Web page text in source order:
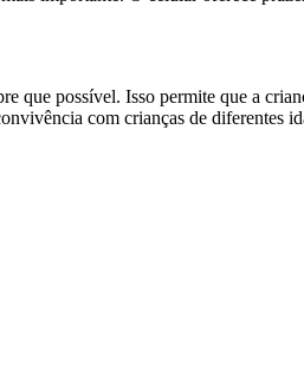
que possível. Isso permite que a
com crianças de diferentes